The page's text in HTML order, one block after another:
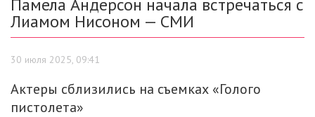
Памела Андерсон начала встречаться с
Лиамом Нисоном — СМИ
30 июля 2025, 09:41
Актеры сблизились на съемках «Голого
пистолета»